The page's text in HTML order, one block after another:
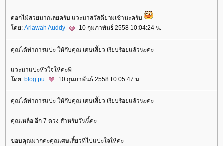
ดอกไม้สวยมากเลยครับ แวะมาสวัสดียามเช้านะครับ
ดย: Ariawah Auddy 10 กุมภาพันธ์ 2558 10:04:24 น.
คุณได้ทำการแปะ ให้กับคุณ เศษเสี้ยว เรียบร้อยแล้วนะคะ
วะมาแปะหัวใจให้คะพี่
ดย: blog pu 10 กุมภาพันธ์ 2558 10:05:47 น.
คุณได้ทำการแปะ ให้กับคุณ เศษเสี้ยว เรียบร้อยแล้วนะคะ
คุณเหลือ อีก 7 ดวง สำหรับวันนี้ค่ะ
ขอบคุณมากค่ะคุณเศษเสี้ยวที่ไปแปะใจให้ค่ะ